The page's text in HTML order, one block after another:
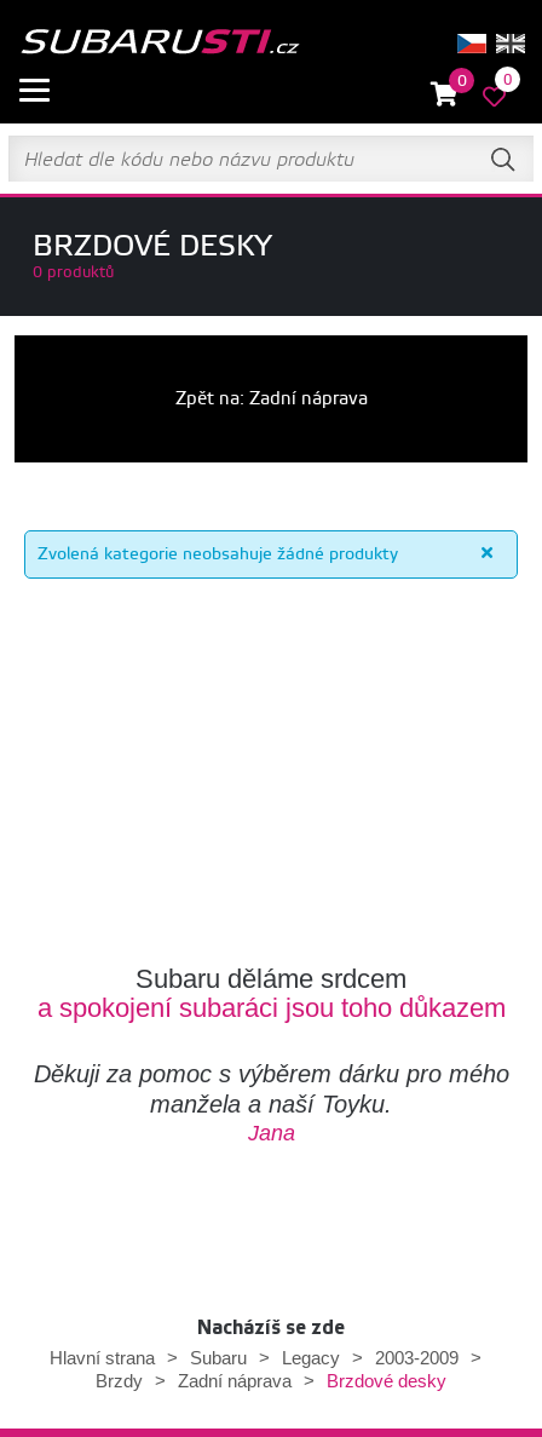
0 0
BRZDOVÉ DESKY
0 produktů
Zpět na: Zadní náprava
Zvolená kategorie neobsahuje žádné produkty
Subaru děláme srdcem
a spokojení subaráci jsou toho důkazem
Děkuji za pomoc s výběrem dárku pro mého
manžela a naší Toyku.
Jana
Nacházíš se zde
Hlavní strana
> Subaru > Legacy > 2003-2009
>
Brzdy > Zadní náprava > Brzdové desky